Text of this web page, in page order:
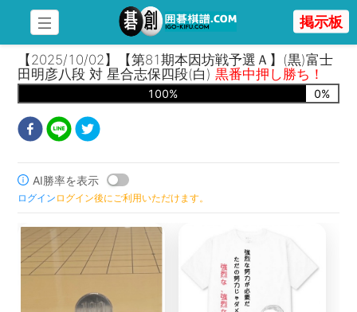
掲示板
【2025/10/02】【第81期本因坊戦予選Ａ】(黒)富士
田明彦八段 対 星合志保四段(白)黒番中押し勝ち！
100% 0%
AI勝率を表示
ログイン ログイン後にご利用いただけます。